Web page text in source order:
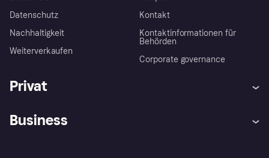
Datenschutz
Nachhaltigkeit
Weiterverkaufen
Kontakt
Kontaktinformationen für
Behörden
Corporate governance
Privat
Business